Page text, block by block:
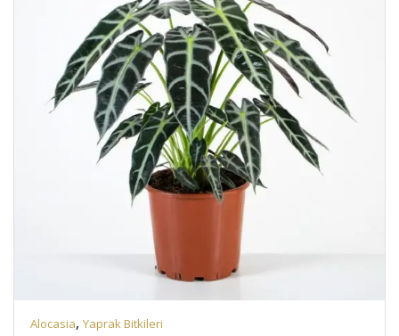
Alocasia, Yaprak Bitkileri